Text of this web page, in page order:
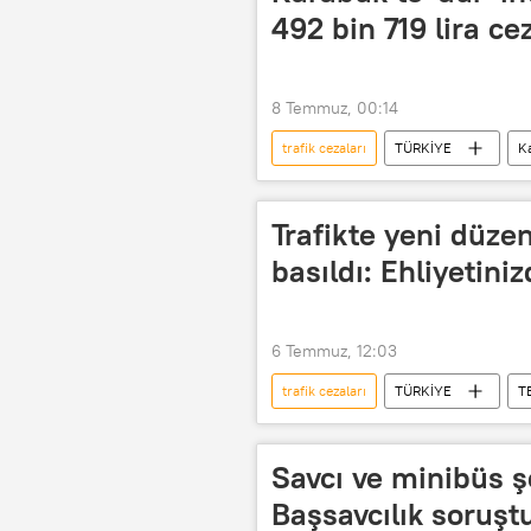
492 bin 719 lira
8 Temmuz, 00:14
trafik cezaları TÜRKİYE
Otomotiv
Trafik
Trafikte yeni
basıldı:
6 Temmuz, 12:03
trafik cezaları TÜRKİYE
Savcı ve minibüs
Başsavcılık